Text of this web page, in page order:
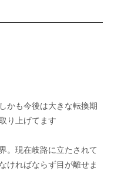
かも今後は大きな転換期
り上げてます
。現在岐路に立たされて
ければならず目が離せま